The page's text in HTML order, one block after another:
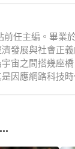
前任主編。畢業
發展與社會正
宙之間搭幾座
因應網路科技時